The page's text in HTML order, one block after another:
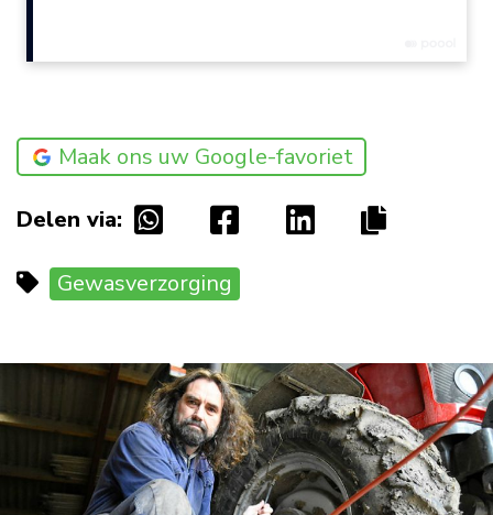
Maak ons uw Google-favoriet
Delen via:
Gewasverzorging